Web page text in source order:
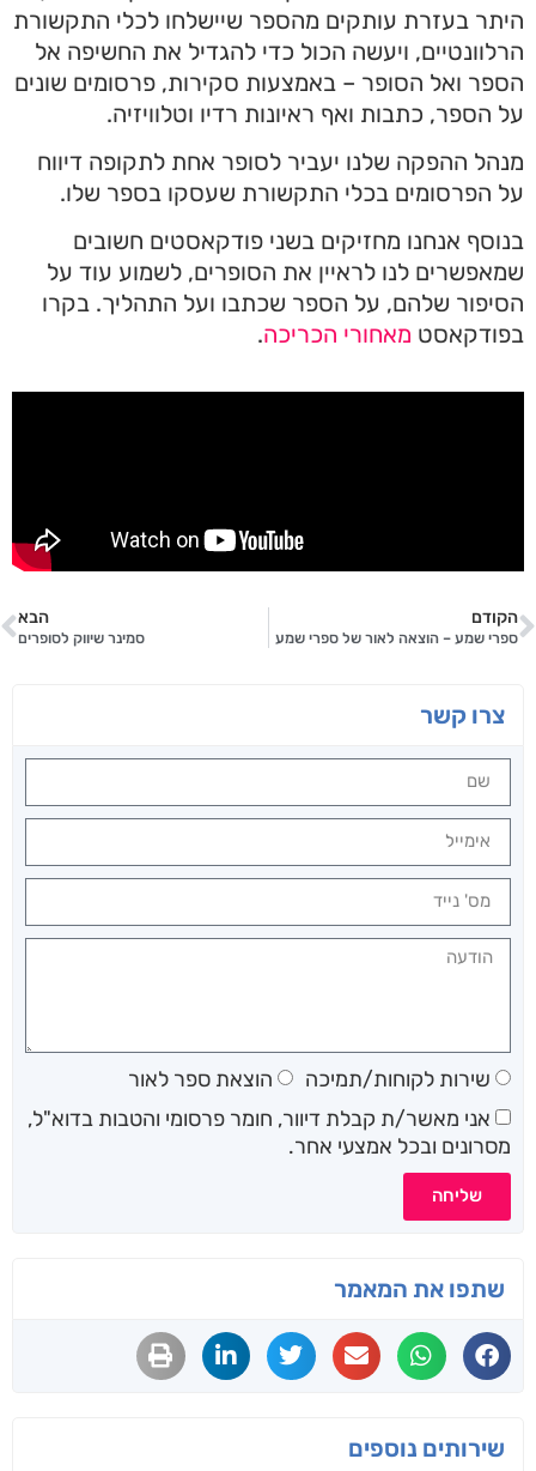
היתר בעזרת עותקים מהספר שיישלחו לכלי התקשורת
הרלוונטיים, ויעשה הכול כדי להגדיל את החשיפה אל
הספר ואל הסופר – באמצעות סקירות, פרסומים שונים
על הספר, כתבות ואף ראיונות רדיו וטלוויזיה.
מנהל ההפקה שלנו יעביר לסופר אחת לתקופה דיווח
על הפרסומים בכלי התקשורת שעסקו בספר שלו.
בנוסף אנחנו מחזיקים בשני פודקאסטים חשובים
שמאפשרים לנו לראיין את הסופרים, לשמוע עוד על
הסיפור שלהם, על הספר שכתבו ועל התהליך. בקרו
בפודקאסט מאחורי הכריכה.
הקודם
ספרי שמע – הוצאה לאור של ספרי שמע
הבא
סמינר שיווק לסופרים
צרו קשר
שירות לקוחות/תמיכה
הוצאת ספר לאור
אני מאשר/ת קבלת דיוור, חומר פרסומי והטבות בדוא"ל,
מסרונים ובכל אמצעי אחר.
שליחה
שתפו את המאמר
שירותים נוספים